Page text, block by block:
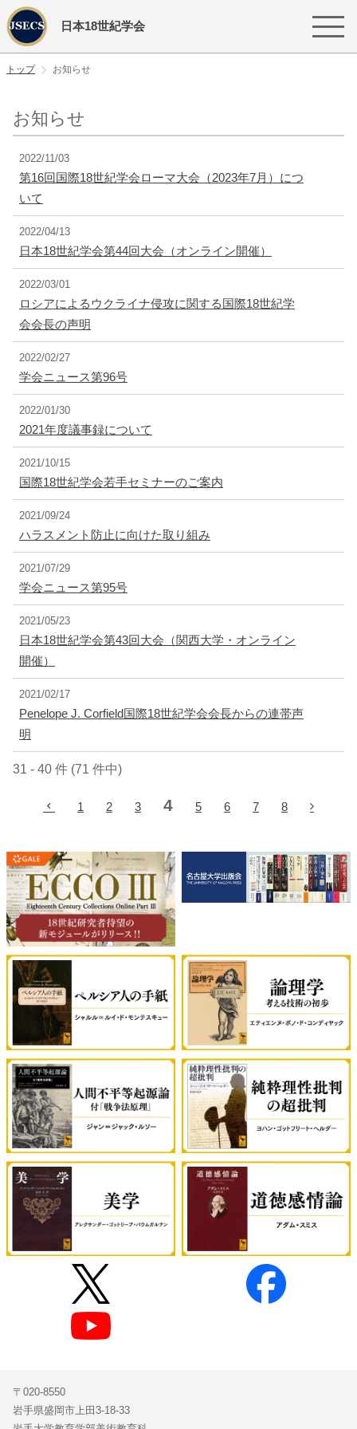
日本18世紀学会
トップ お知らせ
お知らせ
2022/11/03
第16回国際18世紀学会ローマ大会（2023年7月）につ
いて
2022/04/13
日本18世紀学会第44回大会（オンライン開催）
2022/03/01
ロシアによるウクライナ侵攻に関する国際18世紀学
会会長の声明
2022/02/27
学会ニュース第96号
2022/01/30
2021年度議事録について
2021/10/15
国際18世紀学会若手セミナーのご案内
2021/09/24
ハラスメント防止に向けた取り組み
2021/07/29
学会ニュース第95号
2021/05/23
日本18世紀学会第43回大会（関西大学・オンライン
開催）
2021/02/17
Penelope J. Corfield国際18世紀学会会長からの連帯声
明
31 - 40 件 (71 件中)
1 2 3 4 5 6 7 8
〒020-8550
岩手県盛岡市上田3-18-33